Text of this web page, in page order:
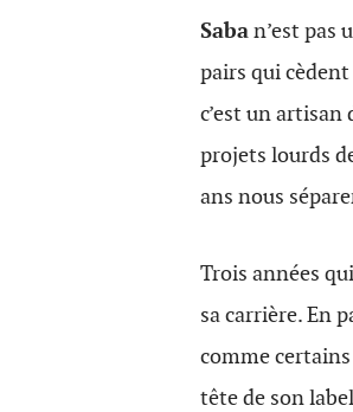
Saban’est pas
pairs qui
c’est un
projets lourds
ans nous
Trois années
sa carrière. En
comme
tête de son